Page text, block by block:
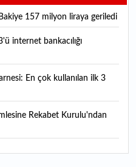
157 milyon liraya geriledi